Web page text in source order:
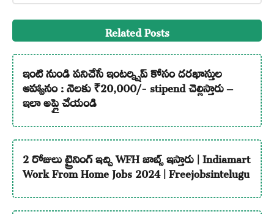
Related Posts
ఇంటి నుండి పనిచేసే ఇంటర్న్షిప్ కోసం దరఖాస్తుల
ఆహ్వానం : నెలకు ₹20,000/- stipend చెల్లిస్తారు –
ఇలా అప్లై చేయండి
2 రోజులు ట్రైనింగ్ ఇచ్చి WFH జాబ్స్ ఇస్తారు | Indiamart
Work From Home Jobs 2024 | Freejobsintelugu